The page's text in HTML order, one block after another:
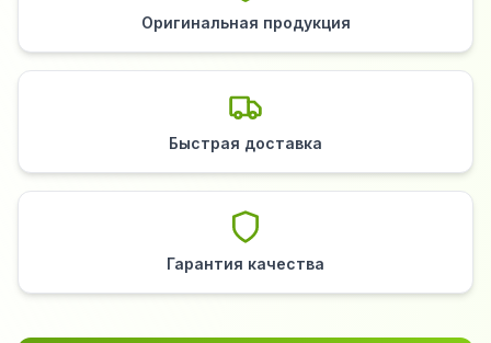
Оригинальная продукция
Быстрая доставка
Гарантия качества